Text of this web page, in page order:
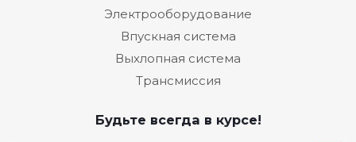
Электрооборудование
Впускная система
Выхлопная система
Трансмиссия
Будьте всегда в курсе!